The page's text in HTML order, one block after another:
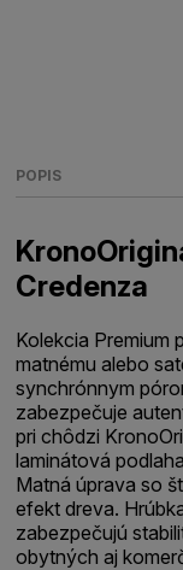
POPIS
Credenza
Kolekcia Premium
matnému alebo
synchrónnym
zabezpečuje
pri chôdzi
laminátová
Matná úprava so
efekt dreva.
zabezpečujú
obytných aj